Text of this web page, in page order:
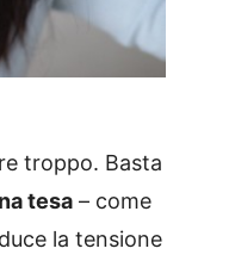
troppo. Basta
tesa – come
la tensione